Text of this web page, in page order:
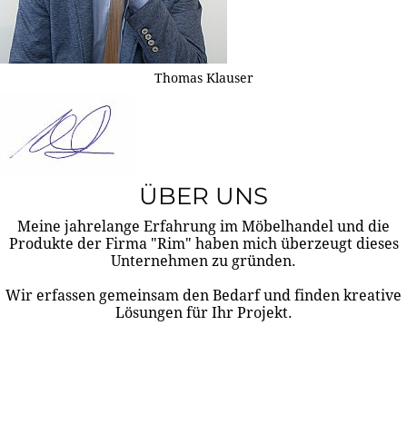
Thomas Klauser
ÜBER UNS
Meine jahrelange Erfahrung im Möbelhandel und die
Produkte der Firma "Rim" haben mich überzeugt dieses
Unternehmen zu gründen.
Wir erfassen gemeinsam den Bedarf und finden kreative
Lösungen für Ihr Projekt.